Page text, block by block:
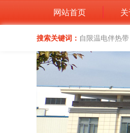
网站首页
搜索关键词： 自限温电伴热带